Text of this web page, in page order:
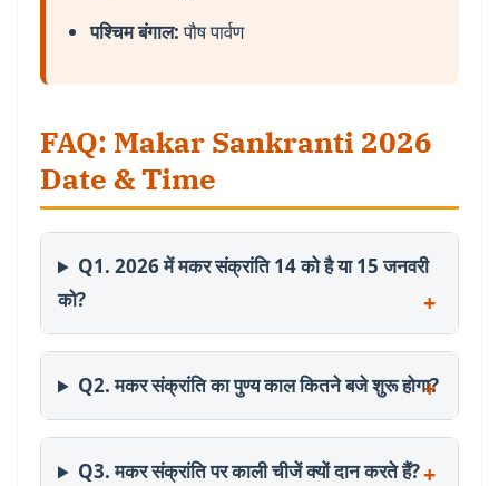
पश्चिम बंगाल:पौष पार्वण
FAQ: Makar Sankranti 2026
Date & Time
Q1. 2026 में मकर संक्रांति 14 को है या 15 जनवरी
को?
Q2. मकर संक्रांति का पुण्य काल कितने बजे शुरू होगा?
Q3. मकर संक्रांति पर काली चीजें क्यों दान करते हैं?